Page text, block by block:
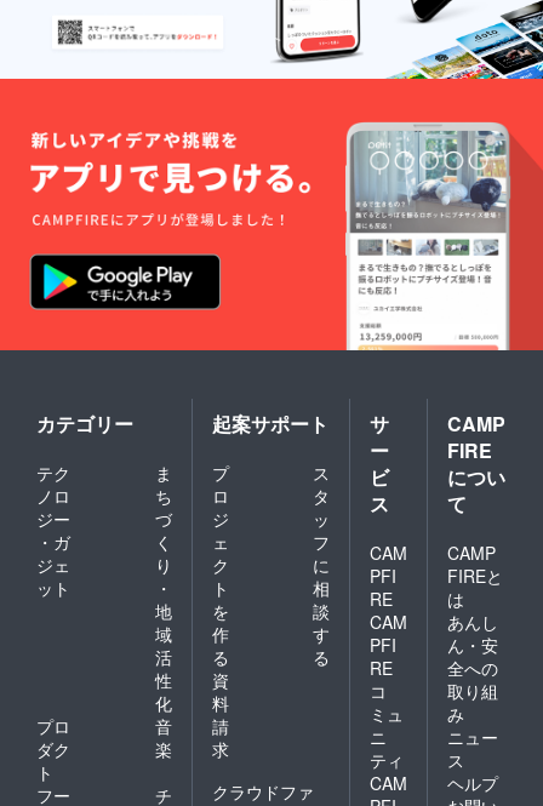
カテゴリー
テク
ノロ
ジー
・ガ
ジェ
ット
ま
ち
づ
く
り
・
地
域
活
性
化
プロ
ダク
ト
音
楽
フー
チ
起案サポート
プ
ロ
ジ
ェ
ク
ト
を
作
る
ス
タ
ッ
フ
に
相
談
す
る
資
料
請
求
クラウドファ
サ
ー
ビ
ス
CAM
PFI
RE
CAM
PFI
RE
コ
ミュ
ニ
ティ
CAM
CAMP
FIRE
につい
て
CAMP
FIREと
は
あんし
ん・安
全への
取り組
み
ニュー
ス
ヘルプ